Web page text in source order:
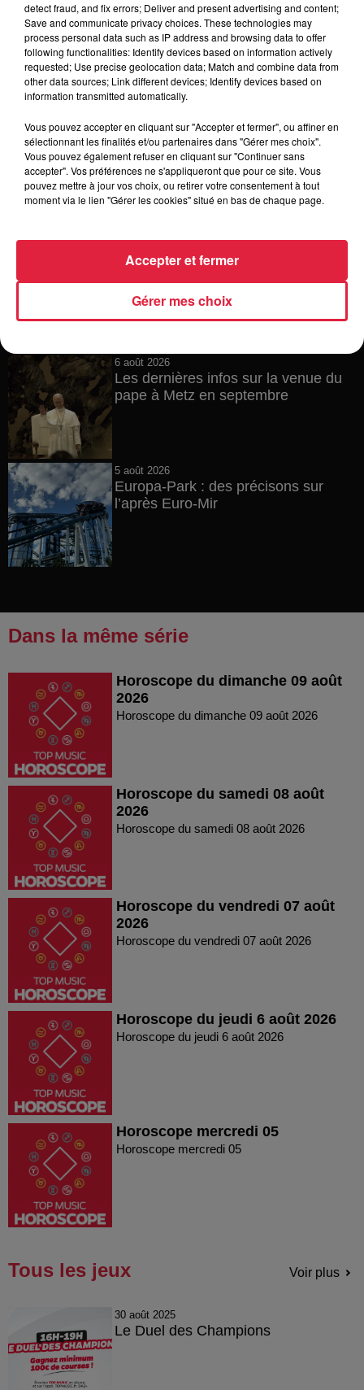
6 août 2026
À Hoerdt, de l’eau brune sort des
robinets
6 août 2026
Tags antisémites à Strasbourg :
Catherine Trautmann réagit
6 août 2026
Au zoo de Mulhouse : rencontre
avec les flamants rouges
6 août 2026
Les dernières infos sur la venue du
pape à Metz en septembre
5 août 2026
Europa-Park : des précisons sur
l’après Euro-Mir
Dans la même série
Horoscope du dimanche 09 août
2026
Horoscope du dimanche 09 août 2026
Horoscope du samedi 08 août
2026
Horoscope du samedi 08 août 2026
Horoscope du vendredi 07 août
2026
Horoscope du vendredi 07 août 2026
Horoscope du jeudi 6 août 2026
Horoscope du jeudi 6 août 2026
Horoscope mercredi 05
Horoscope mercredi 05
Tous les jeux Voir plus
30 août 2025
Le Duel des Champions
detect fraud, and fix errors; Deliver and present advertising and content;
Save and communicate privacy choices. These technologies may
process personal data such as IP address and browsing data to offer
following functionalities: Identify devices based on information actively
requested; Use precise geolocation data; Match and combine data from
other data sources; Link different devices; Identify devices based on
information transmitted automatically.
Vous pouvez accepter en cliquant sur "Accepter et fermer", ou affiner en
sélectionnant les finalités et/ou partenaires dans "Gérer mes choix".
Vous pouvez également refuser en cliquant sur "Continuer sans
accepter". Vos préférences ne s'appliqueront que pour ce site. Vous
pouvez mettre à jour vos choix, ou retirer votre consentement à tout
moment via le lien "Gérer les cookies" situé en bas de chaque page.
Gérer mes choix
Accepter et fermer